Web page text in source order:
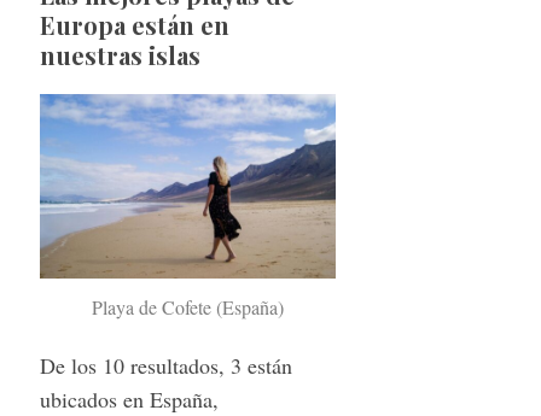
Europa están en
nuestras islas
Playa de Cofete (España)
De los 10 resultados, 3 están
ubicados en España,